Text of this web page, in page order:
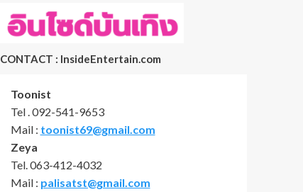
CONTACT : InsideEntertain.com
Toonist
Tel . 092-541-9653
Mail : toonist69@gmail.com
Zeya
Tel. 063-412-4032
Mail : palisatst@gmail.com